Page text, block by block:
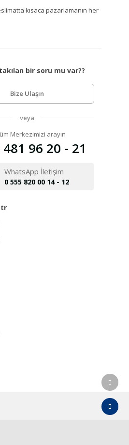
kısaca pazarlamanın her
bir soru mu var??
Bize Ulaşın
veya
Merkezimizi arayın
96 20 - 21
WhatsApp İletişim
0 555 820 00 14 - 12